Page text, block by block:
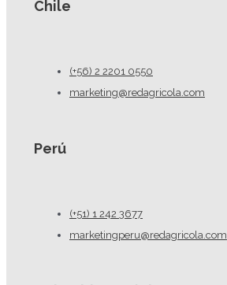
Chile
(+56) 2 2201 0550
marketing@redagricola.com
Perú
(+51) 1 242 3677
marketingperu@redagricola.com